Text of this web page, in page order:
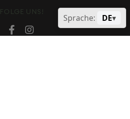
FOLGE UNS!
 
Sprache: DE▾